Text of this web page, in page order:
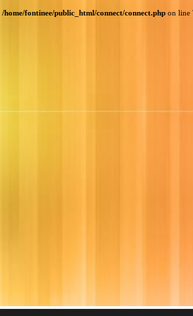
/home/fontinee/public_html/connect/connect.php on line